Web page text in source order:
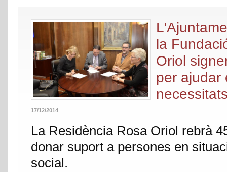
la
Oriol
per ajudar
17/12/2014
La Residència Rosa Oriol rebrà
donar suport a persones en
social.